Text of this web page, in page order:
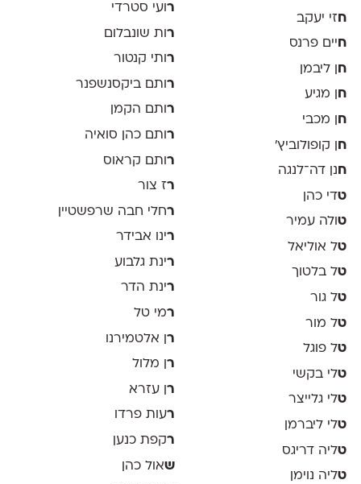
חזי יעקב
ח יים פרנס
ח
ן ליבמן
ח ן מגיע
ח
ן מכבי
חן קופולוביץ'
ח נן דה־לנגה
טדי כהן
טולה עמיר
טל אוליאל
טל בלטוך
טל גור
טל מור
טל פוגל
טלי בקשי
טלי גלייצר
טלי ליברמן
טליה דריגס
טליה נוימן
ר ועי סטרדי
רות שונבלום
ר ותי קנטור
ר ותם ביקסנשפנר
רותם הקמן
ר ותם כהן סואיה
רותם קראוס
רז צור
רחלי חבה שרפשטיין
רינו אבידר
רינת גלבוע
רינת הדר
רמי טל
ר ן אלטמירנו
ר ן מלול
ר ן עזרא
רעות פרדו
רקפת כנען
שאול כהן